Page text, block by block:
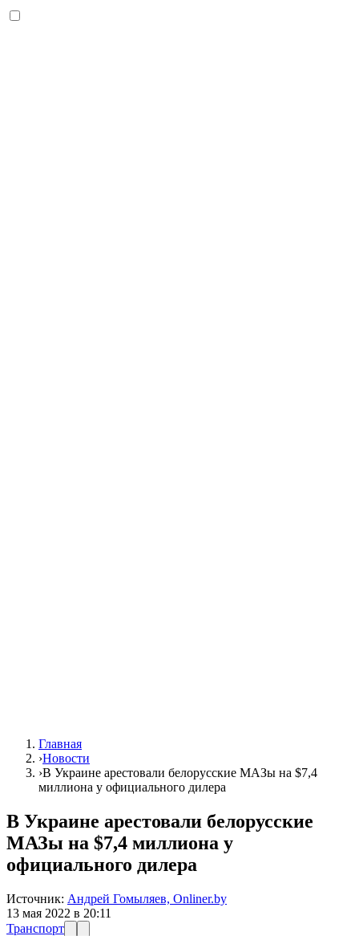
Главная
›Новости
›В Украине арестовали белорусские МАЗы на $7,4
миллиона у официального дилера
В Украине арестовали белорусские
МАЗы на $7,4 миллиона у
официального дилера
Источник: Андрей Гомыляев, Onliner.by
13 мая 2022 в 20:11
Транспорт